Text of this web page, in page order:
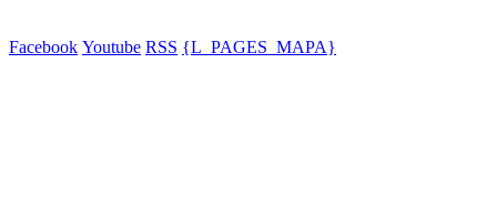
Facebook Youtube RSS {L_PAGES_MAPA}